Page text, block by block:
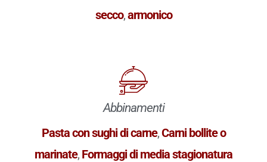
secco,armonico
Abbinamenti
Pasta con sughi di carne,Carni bollite o
marinate, Formaggi di media stagionatura